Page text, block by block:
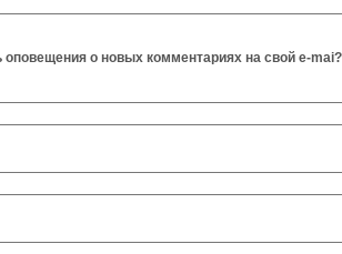
оповещения о новых комментариях на свой e-mai?